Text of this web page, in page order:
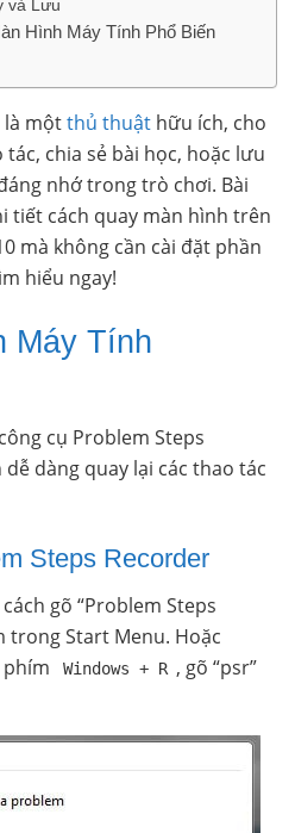
và Lưu
Hình Máy Tính Phổ Biến
là mộtthủ thuật hữu ích, cho
chia sẻ bài học, hoặc lưu
nhớ trong trò chơi. Bài
tiết cách quay màn hình trên
mà không cần cài đặt phần
hiểu ngay!
Máy Tính
cụ Problem Steps
dễ dàng quay lại các thao tác
Steps Recorder
gõ “Problem Steps
trong Start Menu. Hoặc
Windows + R , gõ “psr”